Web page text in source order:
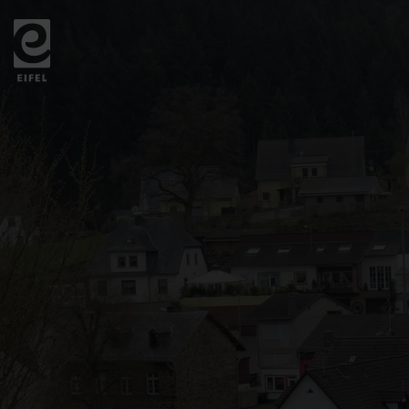
Zurück
zur
Startseite